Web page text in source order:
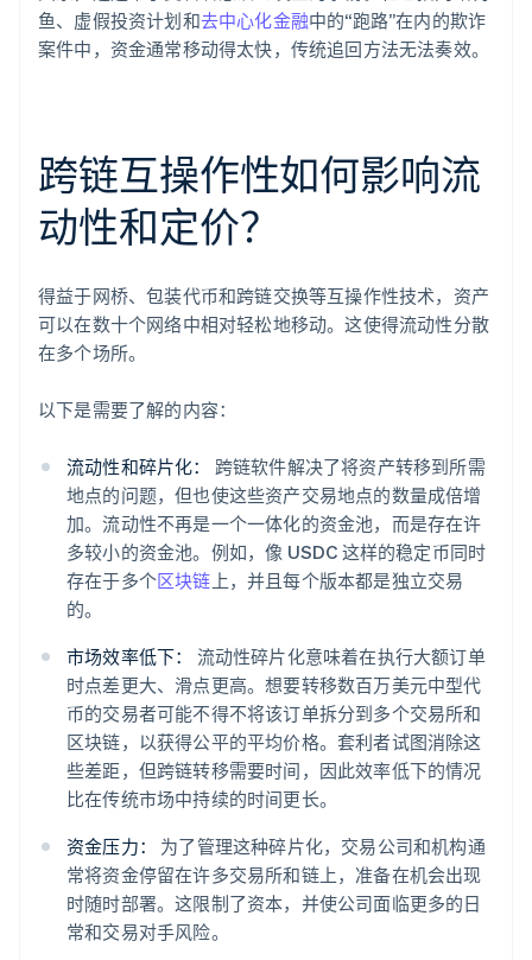
鱼、虚假投资计划和去中心化金融中的“跑路”在内的欺诈
案件中，资金通常移动得太快，传统追回方法无法奏效。
跨链互操作性如何影响流
动性和定价？
得益于网桥、包装代币和跨链交换等互操作性技术，资产
可以在数十个网络中相对轻松地移动。这使得流动性分散
在多个场所。
以下是需要了解的内容：
流动性和碎片化：
跨链软件解决了将资产转移到所需
地点的问题，但也使这些资产交易地点的数量成倍增
加。流动性不再是一个一体化的资金池，而是存在许
多较小的资金池。例如，像 USDC 这样的稳定币同时
存在于多个区块链 上，并且每个版本都是独立交易
的。
市场效率低下：
流动性碎片化意味着在执行大额订单
时点差更大、滑点更高。想要转移数百万美元中型代
币的交易者可能不得不将该订单拆分到多个交易所和
区块链，以获得公平的平均价格。套利者试图消除这
些差距，但跨链转移需要时间，因此效率低下的情况
比在传统市场中持续的时间更长。
资金压力：
为了管理这种碎片化，交易公司和机构通
常将资金停留在许多交易所和链上，准备在机会出现
时随时部署。这限制了资本，并使公司面临更多的日
常和交易对手风险。